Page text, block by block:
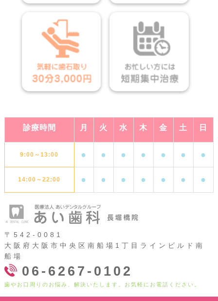
診療時間 月 火 水 木 金 土 日
9:00～13:00 ● ● ● ● ● ● ●
14:00～22:00 ● ● ● ● ● ● ●
〒542-0081
大阪府大阪市中央区南船場1丁目ラインビルド南
船場
06-6267-0102
歯やお口周りのお悩み、解決いたします。お気軽にお電話ください。